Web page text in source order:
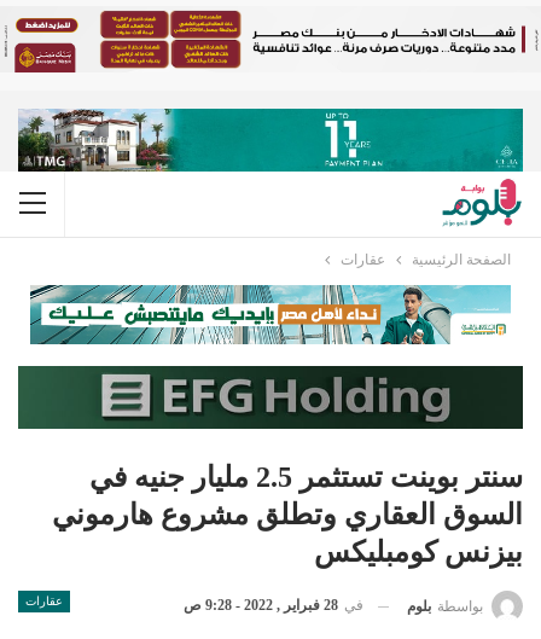
الصفحة الرئيسية عقارات
سنتر بوينت تستثمر 2.5 مليار جنيه في
السوق العقاري وتطلق مشروع هارموني
بيزنس كومبليكس
عقارات بواسطة بلوم في 28 فبراير , 2022 - 9:28 ص